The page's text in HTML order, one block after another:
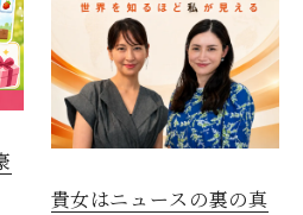
貴女はニュースの裏の真